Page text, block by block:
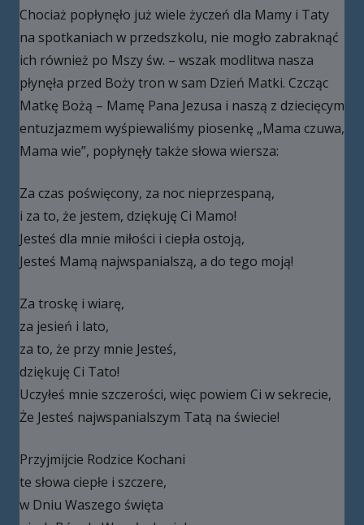
Chociaż popłynęło już wiele życzeń dla Mamy i Taty
na spotkaniach w przedszkolu, nie mogło zabraknąć
ich również po Mszy św. – wszak modlitwa nasza
płynęła przed Boży tron w sam Dzień Matki. Czcząc
Matkę Bożą – Mamę Pana Jezusa i naszą z dziecięcym
entuzjazmem wyśpiewaliśmy piosenkę „Mama czuwa,
Mama wie”, popłynęły także słowa wiersza:
Za czas poświęcony, za noc nieprzespaną,
i za to, że jestem, dziękuję Ci Mamo!
Jesteś dla mnie miłości i ciepła ostoją,
Jesteś Mamą najwspanialszą, a do tego moją!
Za troskę i wiarę,
za jesień i lato,
za to, że przy mnie Jesteś,
dziękuję Ci Tato!
Uczyłeś mnie szczerości, więc powiem Ci w sekrecie,
Że Jesteś najwspanialszym Tatą na świecie!
Przyjmijcie Rodzice Kochani
te słowa ciepłe i szczere,
w Dniu Waszego święta